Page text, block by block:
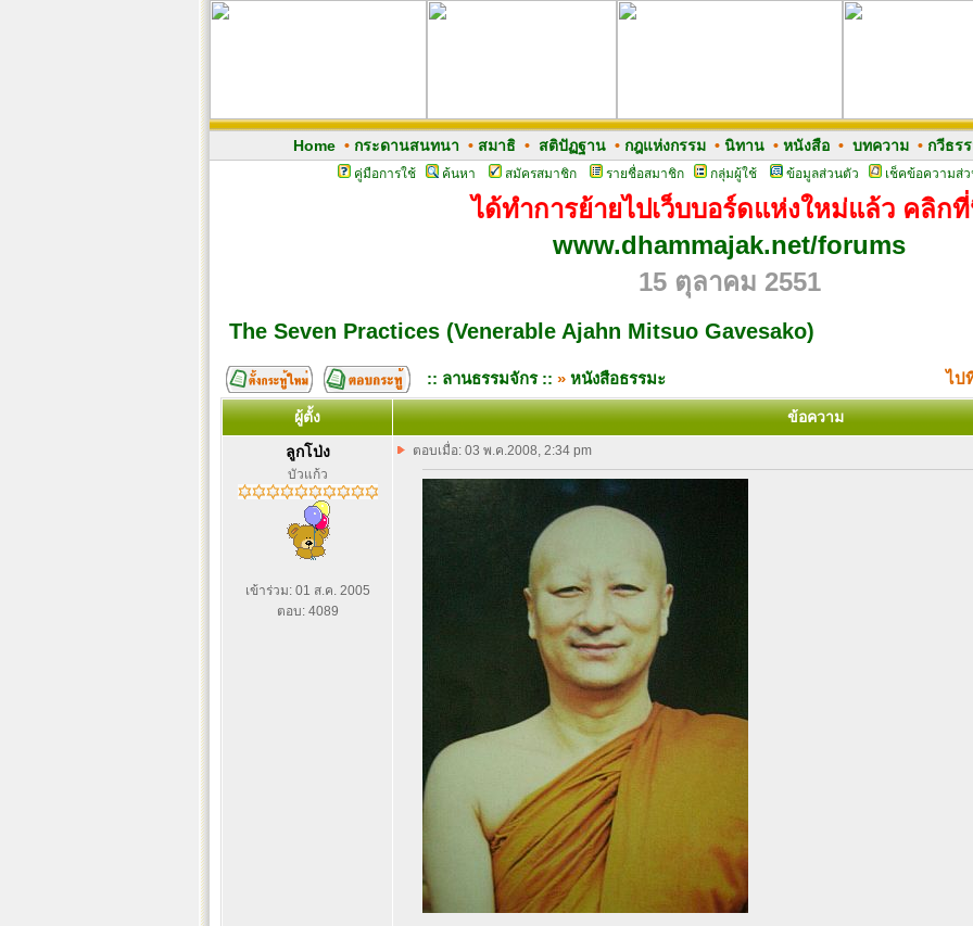
Home• กระดานสนทนา • สมาธิ• สติปัฏฐาน• กฎแห่งกรรม• นิทาน• หนังสือ• บทความ• กวีธร
คู่มือการใช้ ค้นหา สมัครสมาชิก รายชื่อสมาชิก กลุ่มผู้ใช้ ข้อมูลส่วนตัว เช็คข้อความส่
ได้ทำการย้ายไปเว็บบอร์ดแห่งใหม่แล้ว คลิก
www.dhammajak.net/forums
15 ตุลาคม 2551
The Seven Practices (Venerable Ajahn Mitsuo Gavesako)
:: ลานธรรมจักร :: » หนังสือธรรมะ ไป
ผู้ตั้ง
ข้อความ
ลูกโป่ง
บัวแก้ว
เข้าร่วม: 01 ส.ค. 2005
ตอบ: 4089
ตอบเมื่อ: 03 พ.ค.2008, 2:34 pm